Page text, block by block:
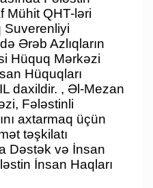
Mühit QHT-ləri
Ərəb Azlıqların
Hüquq Mərkəzi
Hüquqları
daxildir. , Əl-Mezan
Fələstinli
axtarmaq üçün
təşkilatı
Dəstək və İnsan
İnsan Haqları